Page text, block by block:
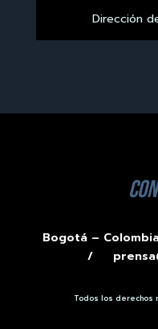
Bogotá –
/
Todos los derechos